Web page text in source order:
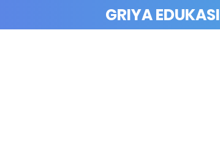
GRIYA EDUKASI